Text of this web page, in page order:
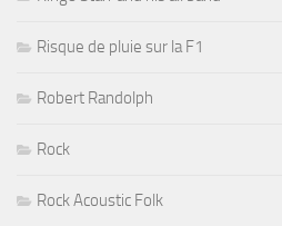
Risque de pluie sur la F1
Robert Randolph
Rock
Rock Acoustic Folk